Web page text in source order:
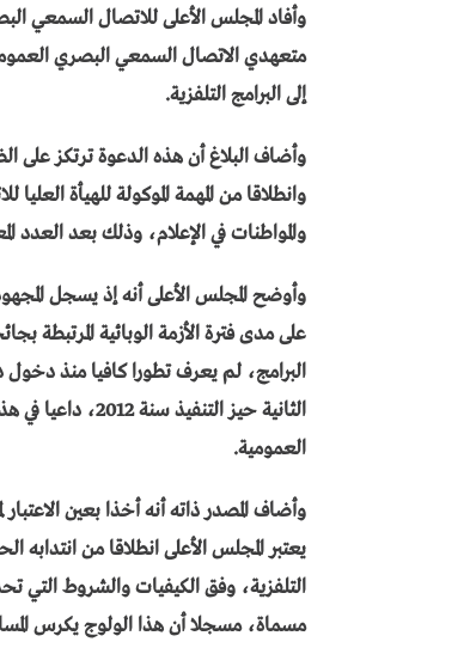
وأفاد المجلس الأعلى للاتصال السمعي
متعهدي الاتصال السمعي البصري
إلى البرامج التلفزية.
وأضاف البلاغ أن هذه الدعوة ترتكز
وانطلاقا من المهمة الموكولة للهيأة
والمواطنات في الإعلام، وذلك بعد العدد
وأوضح المجلس الأعلى أنه إذ يسجل
البرامج، لم يعرف تطورا كافيا منذ دخول
الثانية حيز
العمومية.
وأضاف المصدر ذاته أنه أخذا بعين
يعتبر المجلس الأعلى انطلاقا من
التلفزية، وفق الكيفيات والشروط
مسماة، مسجلا أن هذا الولوج يكرس